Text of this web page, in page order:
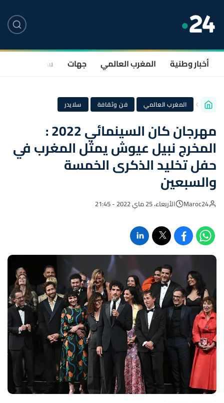
أخبار وطنية المغرب العالمي جهات سياسة
المغرب العالمي · فن وثقافة · سلايدر
مهرجان كان السينمائي 2022 :
المخرج نبيل عيوش يمثل المغرب في
حفل تخليد الذكرى الخمسة
والسبعين
Maroc24 الأربعاء، 25 ماي 2022 - 21:45